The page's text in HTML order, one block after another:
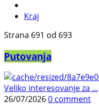
Kraj
Strana 691 od 693
Putovanja
Veliko interesovanje za ...
26/07/20260 comment